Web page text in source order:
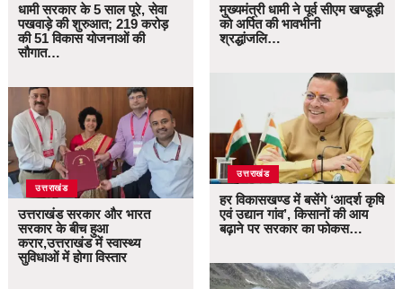
धामी सरकार के 5 साल पूरे, सेवा
पखवाड़े की शुरुआत; 219 करोड़
की 51 विकास योजनाओं की
सौगात…
उत्तराखंड
उत्तराखंड सरकार और भारत
सरकार के बीच हुआ
करार,उत्तराखंड में स्वास्थ्य
सुविधाओं में होगा विस्तार
मुख्यमंत्री धामी ने पूर्व सीएम खण्डूड़ी
को अर्पित की भावभीनी
श्रद्धांजलि…
उत्तराखंड
हर विकासखण्ड में बसेंगे ‘आदर्श कृषि
एवं उद्यान गांव’, किसानों की आय
बढ़ाने पर सरकार का फोकस…